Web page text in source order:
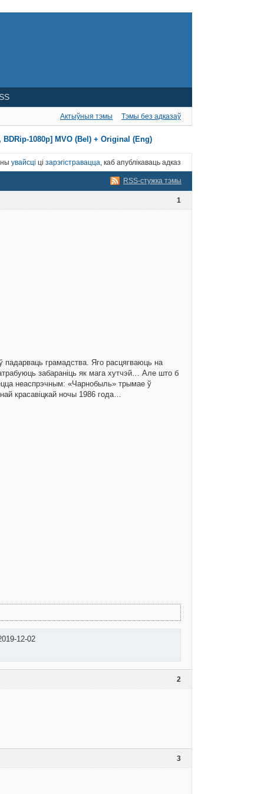
Актыўныя тэмы Тэмы без адказаў
1080p] MVO (Bel) + Original (Eng)
увайсці ці зарэгістравацца , каб апублікаваць адказ
RSS-стужка тэмы
1
грамадства. Яго расцягваюць на
забараніць як мага хутчэй… Але што б
неаспрэчным: «Чарнобыль» трымае ў
красавіцкай ночы 1986 года…
12-02
2
3